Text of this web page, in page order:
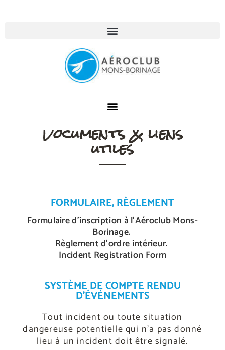
Documents & liens
utiles
FORMULAIRE, RÈGLEMENT
Formulaire d’inscription à l’Aéroclub Mons-
Borinage.
Règlement d’ordre intérieur.
Incident Registration Form
SYSTÈME DE COMPTE RENDU
D'ÉVÉNEMENTS
Tout incident ou toute situation
dangereuse potentielle qui n’a pas donné
lieu à un incident doit être signalé.